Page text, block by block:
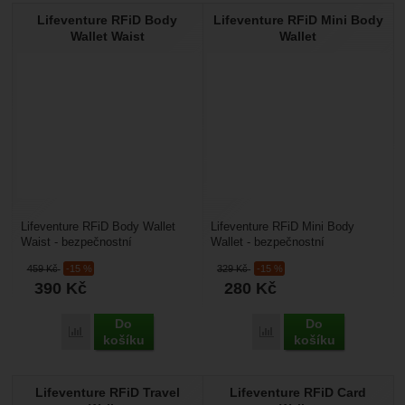
Lifeventure RFiD Body
Wallet Waist
459Kč -15 %
390 Kč
Přidat 'Lifeventure RFiD Body Wallet Waist' k porovnání
Do
košíku
Lifeventure RFiD Body Wallet
Waist - bezpečnostní
technologií. Ta chrání obsah...
Lifeventure RFiD Mini Body
Wallet
329Kč -15 %
280 Kč
Přidat 'Lifeventure
Do
košíku
Lifeventure RFiD Mini Body
Wallet - bezpečnostní
technologií. Ta chrání obsah...
Lifeventure RFiD Travel
Lifeventure RFiD Card